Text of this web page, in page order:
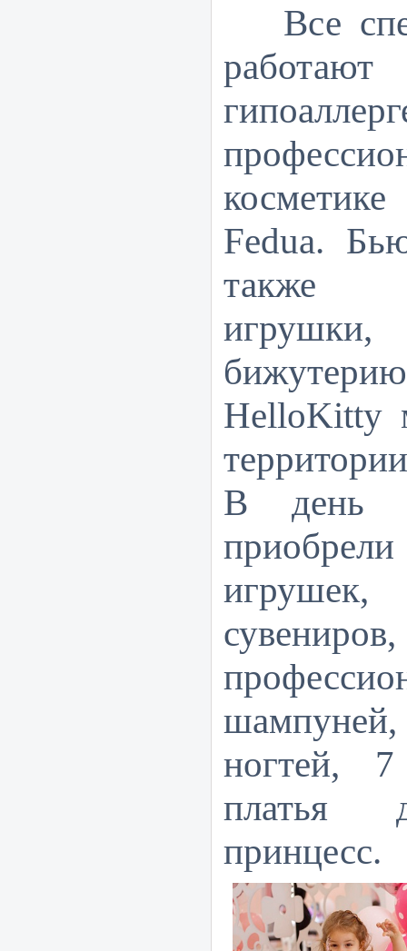
Все
Fedua.
также
HelloKitty
В день
ногтей,
платья
принцесс.